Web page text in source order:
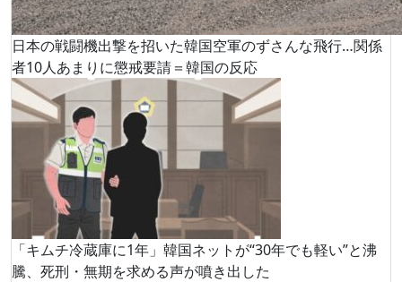
日本の戦闘機出撃を招いた韓国空軍のずさんな飛行…関係
者10人あまりに懲戒要請＝韓国の反応
「キムチ冷蔵庫に1年」韓国ネットが“30年でも軽い”と沸
騰、死刑・無期を求める声が噴き出した